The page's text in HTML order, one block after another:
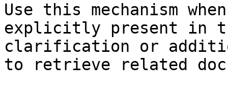
Use this mechanism
explicitly present in
clarification or